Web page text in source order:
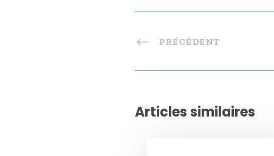
PRÉCÉDENT
Articles similaires